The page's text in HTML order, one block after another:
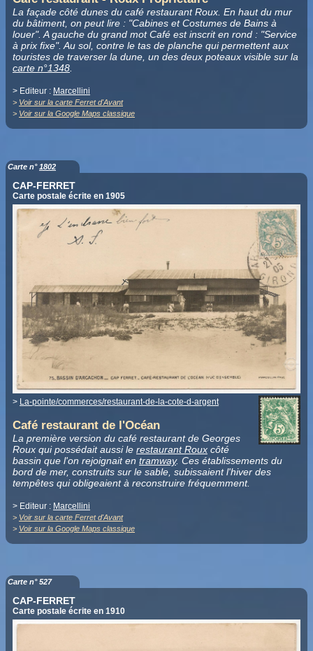
La façade côté dunes du café restaurant Roux. En haut du mur
du bâtiment, on peut lire : "Cabines et Costumes de Bains à
louer". A gauche du grand mot Café est inscrit en rond : "Service
à prix fixe". Au sol, contre le tas de planche qui permettent aux
touristes de traverser la dune, un des deux poteaux visible sur la
carte n°1348.
> Editeur : Marcellini
> Voir sur la carte Ferret d'Avant
> Voir sur la Google Maps classique
Carte n°1802
CAP-FERRET
Carte postale écrite en 1905
> La-pointe/commerces/restaurant-de-la-cote-d-argent
Café restaurant de l'Océan
La première version du café restaurant de Georges
Roux qui possédait aussi le restaurant Roux côté
bassin que l'on rejoignait en tramway. Ces établissements du
bord de mer, construits sur le sable, subissaient l'hiver des
tempêtes qui obligeaient à reconstruire fréquemment.
> Editeur : Marcellini
> Voir sur la carte Ferret d'Avant
> Voir sur la Google Maps classique
Carte n° 527
CAP-FERRET
Carte postale écrite en 1910